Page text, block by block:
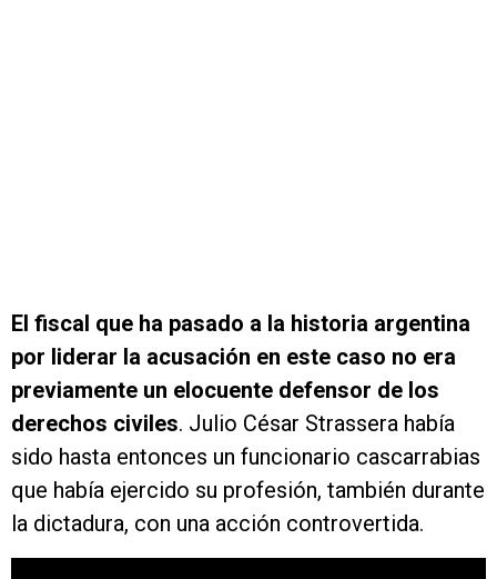
El fiscal que ha pasado a la historia argentina
por liderar la acusación en este caso no era
previamente un elocuente defensor de los
derechos civiles. Julio César Strassera había
sido hasta entonces un funcionario cascarrabias
que había ejercido su profesión, también durante
la dictadura, con una acción controvertida.